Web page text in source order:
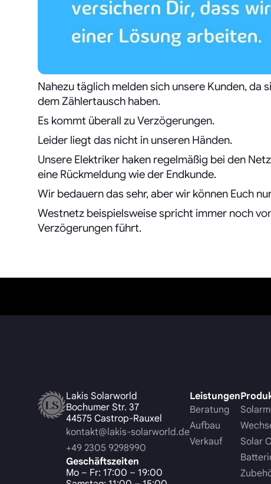
Nahezu täglich melden sich unsere Kunden,
dem Zählertausch haben.
Es kommt überall zu Verzögerungen.
Leider liegt das nicht in unseren Händen.
Unsere Elektriker haken regelmäßig bei den
eine Rückmeldung wie der Endkunde.
Wir bedauern das sehr, aber wir können Euch
Westnetz beispielsweise spricht immer noch
Verzögerungen führt.
Lakis Solarworld
Bochumer Str. 37
44575 Castrop-Rauxel
kontakt@lakis-solarworld.de
+49 2305 9298990
Geschäftszeiten
Mo – Fr: 17:00 – 19:00
Leistungen
Beratung
Aufbau
Verkauf
Solar